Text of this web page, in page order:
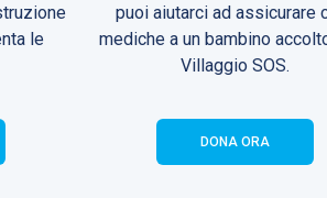
le
puoi aiutarci ad assicurare
mediche a un bambino
Villaggio SOS.
DONA ORA